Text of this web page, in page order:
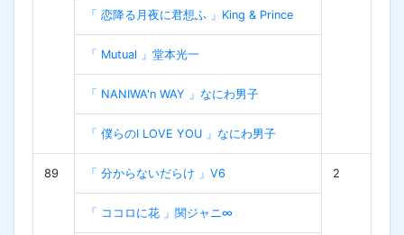
「 恋降る月夜に君想ふ 」King & Prince
「 Mutual 」堂本光一
「 NANIWA'n WAY 」なにわ男子
「 僕らのI LOVE YOU 」なにわ男子
89 「 分からないだらけ 」V6 2
「 ココロに花 」関ジャニ∞